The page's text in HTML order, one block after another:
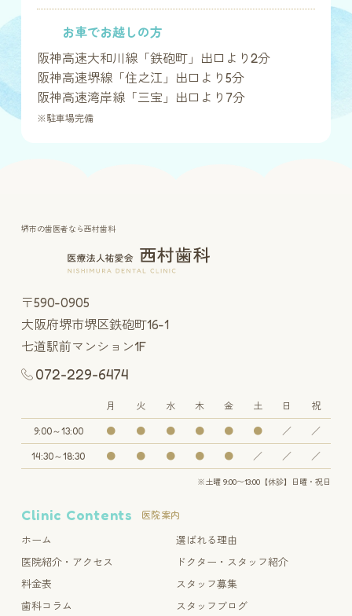
お車でお越しの方
阪神高速大和川線「鉄砲町」出口より2分
阪神高速堺線「住之江」出口より5分
阪神高速湾岸線「三宝」出口より7分
※駐車場完備
堺市の歯医者なら西村歯科
〒590-0905
大阪府堺市堺区鉄砲町16-1
七道駅前マンション1F
072-229-6474
月 火 水 木 金 土 日 祝
9:00～13:00 ● ● ● ● ● ● ／ ／
14:30～18:30 ● ● ● ● ● ／ ／ ／
※土曜 9:00〜13:00【休診】日曜・祝日
Clinic Contents 医院案内
ホーム
選ばれる理由
医院紹介・アクセス
ドクター・スタッフ紹介
料金表
スタッフ募集
歯科コラム
スタッフブログ